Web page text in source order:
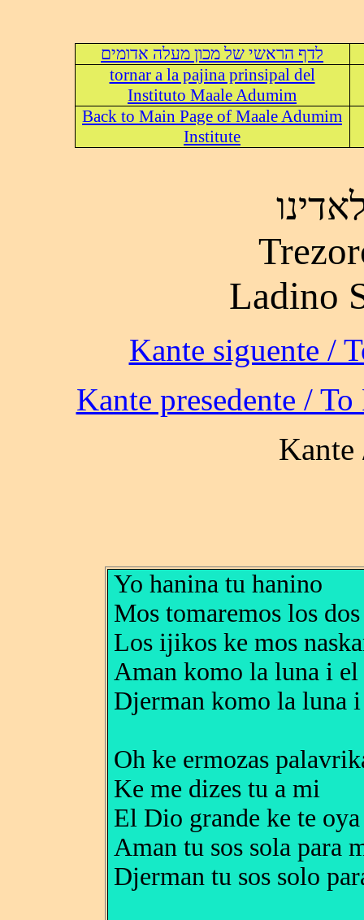
לדף הראשי של מכון מעלה אדומים
tornar a la pajina prinsipal del
Instituto Maale Adumim
Back to Main Page of Maale Adumim
Institute
Ladino
Yo hanina tu hanino
Mos tomaremos los dos
Los ijikos ke mos
Aman komo la luna i el
Djerman komo la luna
Oh ke ermozas
Ke me dizes tu a mi
El Dio grande ke te oya
Aman tu sos sola para
Djerman tu sos solo